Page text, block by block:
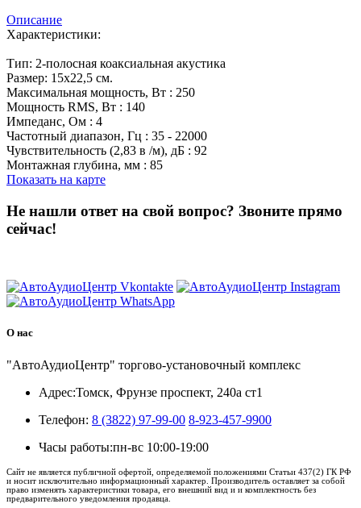
Описание
Характеристики:
Тип: 2-полосная коаксиальная акустика
Размер: 15x22,5 см.
Максимальная мощность, Вт : 250
Мощность RMS, Вт : 140
Импеданс, Ом : 4
Частотный диапазон, Гц : 35 - 22000
Чувствительность (2,83 в /м), дБ : 92
Монтажная глубина, мм : 85
Показать на карте
Не нашли ответ на свой вопрос? Звоните прямо
сейчас!
О нас
"АвтоАудиоЦентр" торгово-установочный комплекс
Адрес:Томск, Фрунзе проспект, 240а ст1
Телефон: 8 (3822) 97-99-00 8-923-457-9900
Часы работы:пн-вс 10:00-19:00
Сайт не является публичной офертой, определяемой положениями Статьи 437(2) ГК РФ
и носит исключительно информационный характер. Производитель оставляет за собой
право изменять характеристики товара, его внешний вид и и комплектность без
предварительного уведомления продавца.